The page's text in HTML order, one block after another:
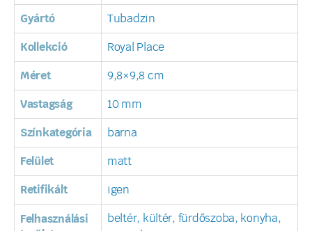
Gyártó Tubadzin
Kollekció Royal Place
Méret 9,8×9,8 cm
Vastagság 10 mm
Színkategória barna
Felület matt
Retifikált igen
Felhasználási
beltér, kültér, fürdőszoba, konyha,